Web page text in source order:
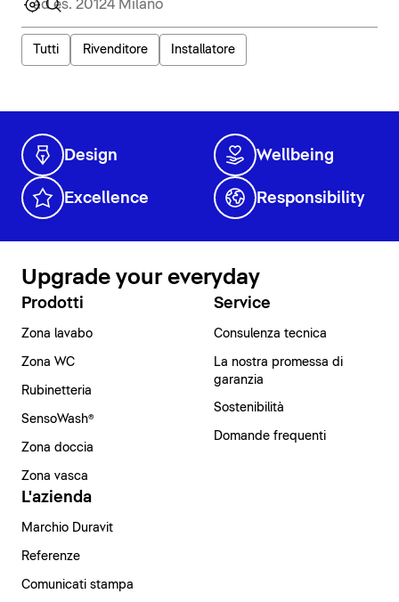
Tutti Rivenditore Installatore
Design Wellbeing
Excellence Responsibility
Upgrade your everyday
Prodotti
Zona lavabo
Zona WC
Rubinetteria
SensoWash®
Zona doccia
Zona vasca
Service
Consulenza tecnica
La nostra promessa di
garanzia
Sostenibilità
Domande frequenti
L'azienda
Marchio Duravit
Referenze
Comunicati stampa